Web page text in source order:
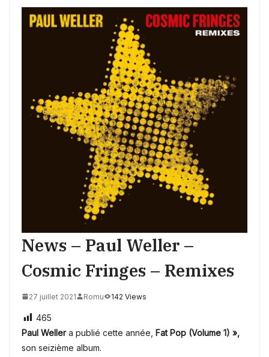
News – Paul Weller –
Cosmic Fringes – Remixes
27 juillet 2021 Romu 142 Views
465
Paul Wellera publié cette année, Fat Pop (Volume 1) »,
son seizième album.